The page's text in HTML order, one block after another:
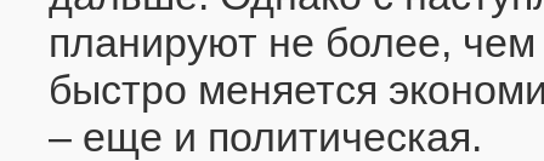
планируют не более,
быстро меняется
– еще и политическая.